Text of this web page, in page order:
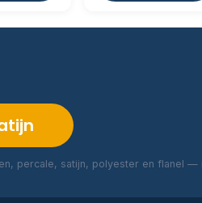
percale, satijn, polyester en flanel